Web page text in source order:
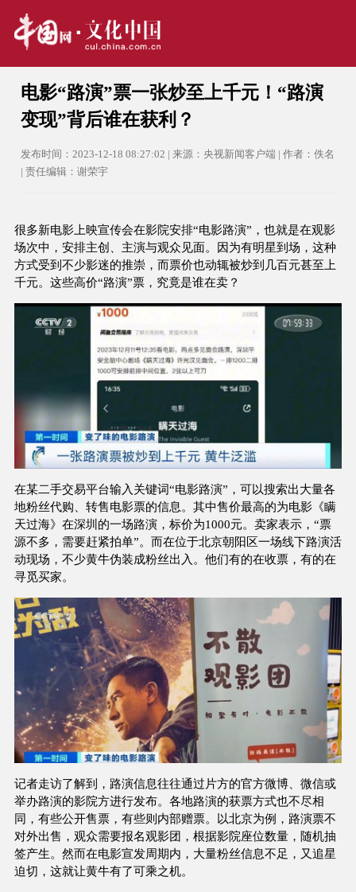
电影“路演”票一张炒至上千元！“路演
变现”背后谁在获利？
发布时间：2023-12-18 08:27:02 | 来源：央视新闻客户端 | 作者：佚名
| 责任编辑：谢荣宇
很多新电影上映宣传会在影院安排“电影路演”，也就是在观影
场次中，安排主创、主演与观众见面。因为有明星到场，这种
方式受到不少影迷的推崇，而票价也动辄被炒到几百元甚至上
千元。这些高价“路演”票，究竟是谁在卖？
在某二手交易平台输入关键词“电影路演”，可以搜索出大量各
地粉丝代购、转售电影票的信息。其中售价最高的为电影《瞒
天过海》在深圳的一场路演，标价为1000元。卖家表示，“票
源不多，需要赶紧拍单”。而在位于北京朝阳区一场线下路演活
动现场，不少黄牛伪装成粉丝出入。他们有的在收票，有的在
寻觅买家。
记者走访了解到，路演信息往往通过片方的官方微博、微信或
举办路演的影院方进行发布。各地路演的获票方式也不尽相
同，有些公开售票，有些则内部赠票。以北京为例，路演票不
对外出售，观众需要报名观影团，根据影院座位数量，随机抽
签产生。然而在电影宣发周期内，大量粉丝信息不足，又追星
迫切，这就让黄牛有了可乘之机。